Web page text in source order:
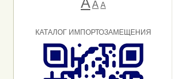
A А
КАТАЛОГ ИМПОРТОЗАМЕЩЕНИЯ